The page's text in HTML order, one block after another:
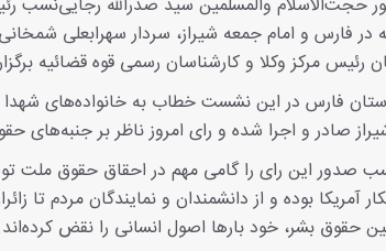
در فارس و امام جمعه شیراز، سردار سهرابعلی
رئیس مرکز وکلا و کارشناسان رسمی قوه قضائیه
صادر و اجرا شده و رای امروز ناظر بر جنبه‌های
صدور این رای را گامی مهم در احقاق حقوق ملت
بوده و از دانشمندان و نمایندگان مردم تا
حقوق بشر، خود بارها اصول انسانی را نقض